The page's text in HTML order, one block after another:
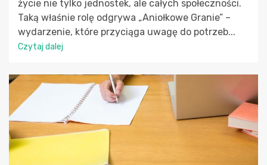
życie nie tylko jednostek, ale całych społeczności.
Taką właśnie rolę odgrywa „Aniołkowe Granie” –
wydarzenie, które przyciąga uwagę do potrzeb...
Czytaj dalej